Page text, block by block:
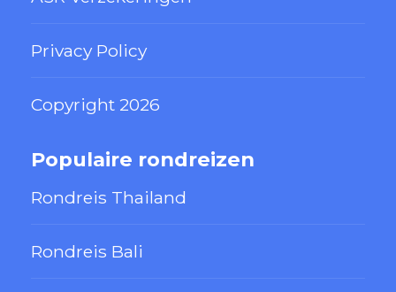
Privacy Policy
Copyright 2026
Populaire rondreizen
Rondreis Thailand
Rondreis Bali